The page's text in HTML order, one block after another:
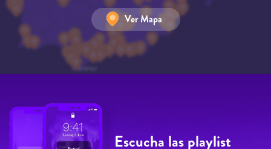
Ver Mapa
Escucha las playlist